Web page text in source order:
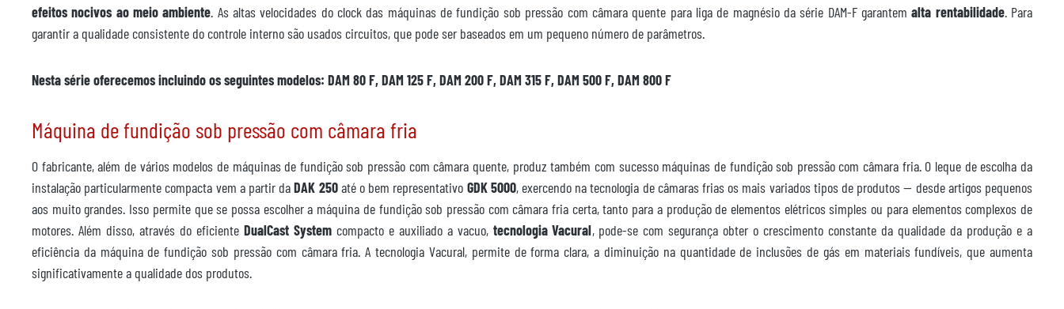
efeitos nocivos ao meio ambiente. As altas velocidades do clock das máquinas de fundição sob pressão com câmara quente para liga de magnésio da série DAM-F garantemalta rentabilidade. Para
garantir a qualidade consistente do controle interno são usados circuitos, que pode ser baseados em um pequeno número de parâmetros.
Nesta série oferecemos incluindo os seguintes modelos: DAM 80 F, DAM 125 F, DAM 200 F, DAM 315 F, DAM 500 F, DAM 800 F
Máquina de fundição sob pressão com câmara fria
O fabricante, além de vários modelos de máquinas de fundição sob pressão com câmara quente, produz também com sucesso máquinas de fundição sob pressão com câmara fria. O leque de escolha da
instalação particularmente compacta vem a partir daDAK 250até o bem representativo GDK 5000, exercendo na tecnologia de câmaras frias os mais variados tipos de produtos — desde artigos pequenos
aos muito grandes. Isso permite que se possa escolher a máquina de fundição sob pressão com câmara fria certa, tanto para a produção de elementos elétricos simples ou para elementos complexos de
motores. Além disso, através do eficiente DualCast Systemcompacto e auxiliado a vacuo, tecnologia Vacural, pode-se com segurança obter o crescimento constante da qualidade da produção e a
eficiência da máquina de fundição sob pressão com câmara fria. A tecnologia Vacural, permite de forma clara, a diminuição na quantidade de inclusões de gás em materiais fundíveis, que aumenta
significativamente a qualidade dos produtos.